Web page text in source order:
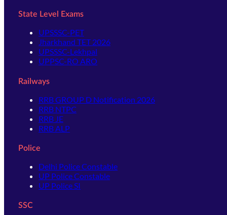
State Level Exams
UPSSSC-PET
Jharkhand TET 2026
UPSSSC-Lekhpal
UPPSC-RO ARO
Railways
RRB GROUP D Notification 2026
RRB NTPC
RRB JE
RRB ALP
Police
Delhi Police Constable
UP Police Constable
UP Police SI
SSC